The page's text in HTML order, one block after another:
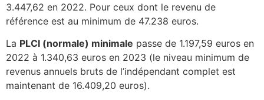
3.447,62 en 2022. Pour ceux dont le revenu de
référence est au minimum de 47.238 euros.
La PLCI (normale) minimale passe de 1.197,59 euros en
2022 à 1.340,63 euros en 2023 (le niveau minimum de
revenus annuels bruts de l’indépendant complet est
maintenant de 16.409,20 euros).